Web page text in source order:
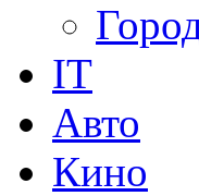
IT
Авто
Кино